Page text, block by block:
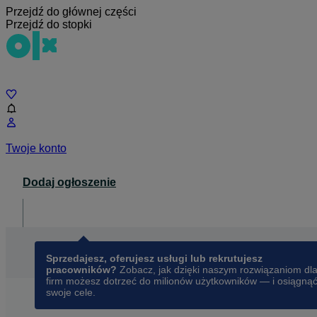
Przejdź do głównej części
Przejdź do stopki
Twoje konto
Dodaj ogłoszenie
Sprzedajesz, oferujesz usługi lub rekrutujesz
pracowników? Zobacz, jak dzięki naszym rozwiązaniom dla
firm możesz dotrzeć do milionów użytkowników — i osiągnąć
swoje cele.